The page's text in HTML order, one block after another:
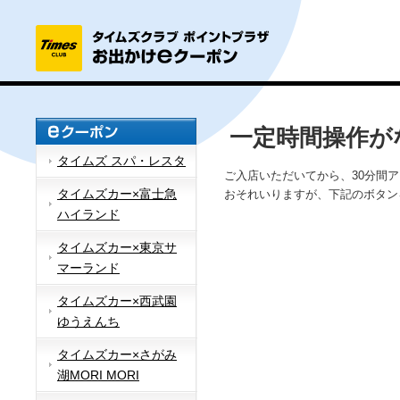
タイムズ スパ・レスタ
タイムズカー×富士急
ハイランド
タイムズカー×東京サ
マーランド
タイムズカー×西武園
ゆうえんち
タイムズカー×さがみ
湖MORI MORI
一定時間操作
ご入店いただいてから、30分間
おそれいりますが、下記のボタ